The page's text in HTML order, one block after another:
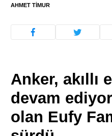
AHMET TIMUR
Anker,
devam
olan Eufy